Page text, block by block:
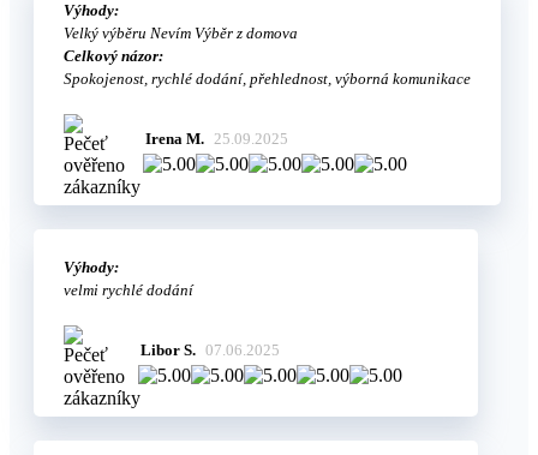
Výhody:
Velký výběru Nevím Výběr z domova
Celkový názor:
Spokojenost, rychlé dodání, přehlednost, výborná komunikace
Irena M. 25.09.2025
Výhody:
velmi rychlé dodání
Libor S. 07.06.2025